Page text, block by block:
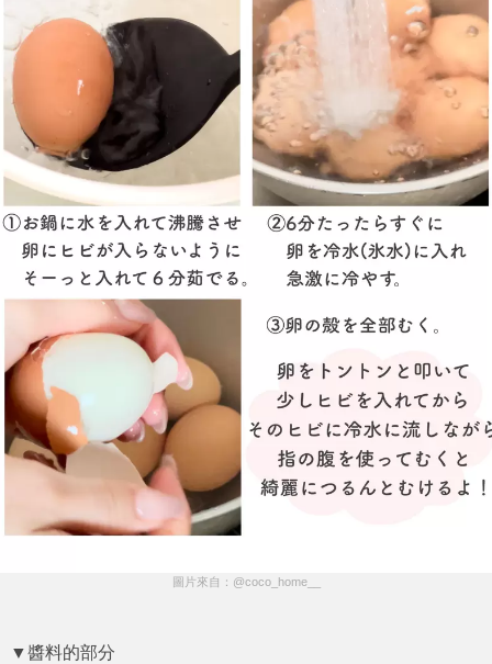
圖片來自：@coco_home__
▼醬料的部分